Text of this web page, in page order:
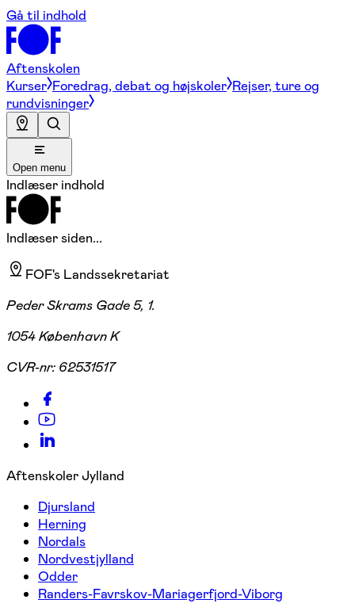
Gå til indhold
Aftenskolen
Kurser Foredrag, debat og højskoler Rejser, ture og
rundvisninger
Open menu
Indlæser indhold
Indlæser siden...
FOF's Landssekretariat
Peder Skrams Gade 5, 1.
1054 København K
CVR-nr: 62531517
Aftenskoler Jylland
Djursland
Herning
Nordals
Nordvestjylland
Odder
Randers-Favrskov-Mariagerfjord-Viborg